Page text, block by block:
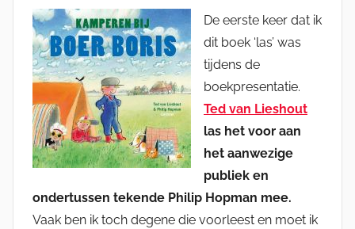
De eerste keer dat ik
dit boek ‘las’ was
tijdens de
boekpresentatie.
Ted van Lieshout
las het voor aan
het aanwezige
publiek en
ondertussen tekende Philip Hopman mee.
Vaak ben ik toch degene die voorleest en moet ik